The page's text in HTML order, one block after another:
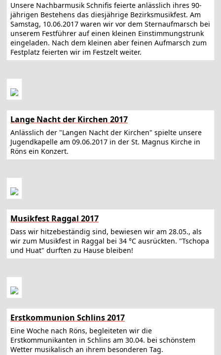
Unsere Nachbarmusik Schnifis feierte anlässlich ihres 90-
jährigen Bestehens das diesjährige Bezirksmusikfest. Am
Samstag, 10.06.2017 waren wir vor dem Sternaufmarsch bei
unserem Festführer auf einen kleinen Einstimmungstrunk
eingeladen. Nach dem kleinen aber feinen Aufmarsch zum
Festplatz feierten wir im Festzelt weiter.
Lange Nacht der Kirchen 2017
Anlässlich der "Langen Nacht der Kirchen" spielte unsere
Jugendkapelle am 09.06.2017 in der St. Magnus Kirche in
Röns ein Konzert.
Musikfest Raggal 2017
Dass wir hitzebeständig sind, bewiesen wir am 28.05., als
wir zum Musikfest in Raggal bei 34 °C ausrückten. "Tschopa
und Huat" durften zu Hause bleiben!
Erstkommunion Schlins 2017
Eine Woche nach Röns, begleiteten wir die
Erstkommunikanten in Schlins am 30.04. bei schönstem
Wetter musikalisch an ihrem besonderen Tag.